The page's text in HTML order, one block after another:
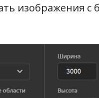
изображения с